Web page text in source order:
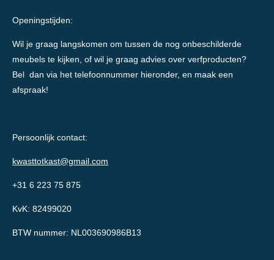
Openingstijden:
Wil je graag langskomen om tussen de nog onbeschilderde
meubels te kijken, of wil je graag advies over verfproducten?
Bel dan via het telefoonnummer hieronder, en maak een
afspraak!
Persoonlijk contact:
kwasttotkast@gmail.com
+31 6 223 75 875
KvK: 82499020
BTW nummer: NL003690986B13